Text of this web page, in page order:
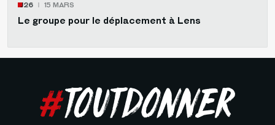
J26 15 MARS
Le groupe pour le déplacement à Lens